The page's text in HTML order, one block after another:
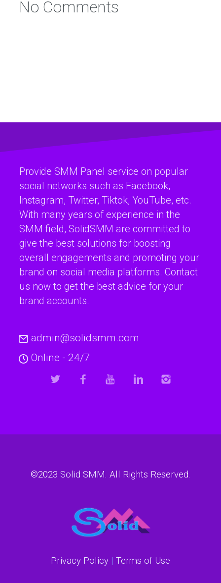
No Comments
Provide SMM Panel service on popular
social networks such as Facebook,
Instagram, Twitter, Tiktok, YouTube, etc.
With many years of experience in the
SMM field, SolidSMM are committed to
give the best solutions for boosting
overall engagements and promoting your
brand on social media platforms. Contact
us now to get the best advice for your
brand accounts.
admin@solidsmm.com
Online - 24/7
©2023 Solid SMM. All Rights Reserved.
Privacy Policy | Terms of Use